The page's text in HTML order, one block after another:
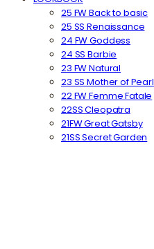
25 FW Back to basic
25 SS Renaissance
24 FW Goddess
24 SS Barbie
23 FW Natural
23 SS Mother of Pearl
22 FW Femme Fatale
22SS Cleopatra
21FW Great Gatsby
21SS Secret Garden